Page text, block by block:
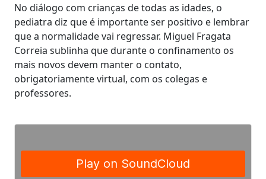
No diálogo com crianças de todas as idades, o
pediatra diz que é importante ser positivo e lembrar
que a normalidade vai regressar. Miguel Fragata
Correia sublinha que durante o confinamento os
mais novos devem manter o contato,
obrigatoriamente virtual, com os colegas e
professores.